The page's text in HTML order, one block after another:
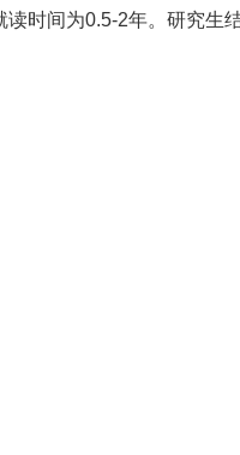
时间为0.5-2年。研究生